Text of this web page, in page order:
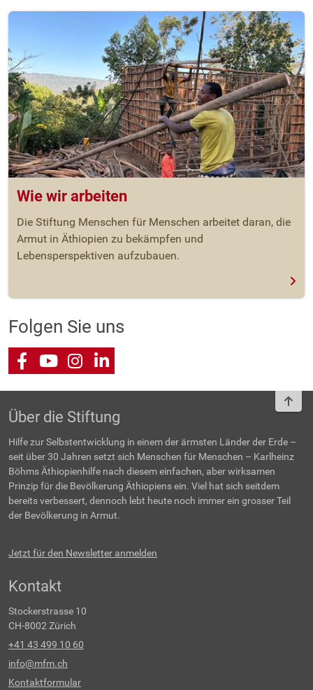
Wie wir arbeiten
Die Stiftung Menschen für Menschen arbeitet daran, die
Armut in Äthiopien zu bekämpfen und
Lebensperspektiven aufzubauen.
Folgen Sie uns
FacebookYoutube
Instagram
LinkedIn
Über die Stiftung
Hilfe zur Selbstentwicklung in einem der ärmsten Länder der Erde –
seit über 30 Jahren setzt sich Menschen für Menschen – Karlheinz
Böhms Äthiopienhilfe nach diesem einfachen, aber wirksamen
Prinzip für die Bevölkerung Äthiopiens ein. Viel hat sich seitdem
bereits verbessert, dennoch lebt heute noch immer ein grosser Teil
der Bevölkerung in Armut.
Jetzt für den Newsletter anmelden
Kontakt
Stockerstrasse 10
CH-8002 Zürich
+41 43 499 10 60
info@mfm.ch
Kontaktformular
To